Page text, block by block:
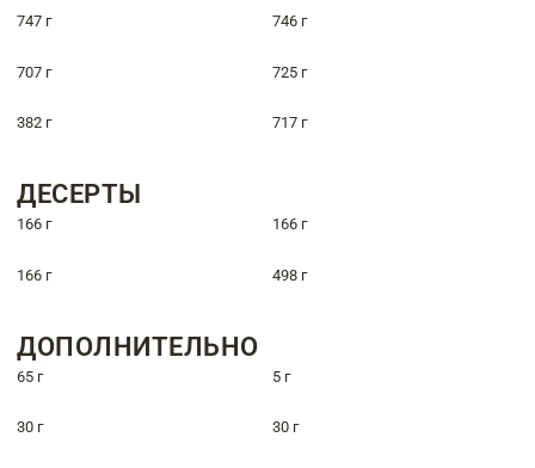
747 г 746 г
707 г 725 г
382 г 717 г
ДЕСЕРТЫ
166 г 166 г
166 г 498 г
ДОПОЛНИТЕЛЬНО
65 г 5 г
30 г 30 г